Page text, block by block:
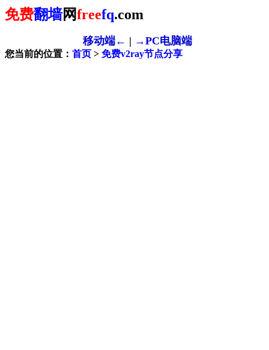
免费翻墙网freefq.com
移动端← | →PC电脑端
您当前的位置： 首页 > 免费v2ray节点分享